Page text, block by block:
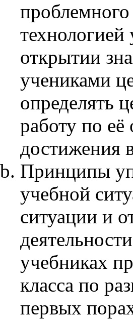
проблемного
открытии
учениками
определять
работу по
достижения
Принципы
учебной
ситуации и
учебниках
класса по
первых